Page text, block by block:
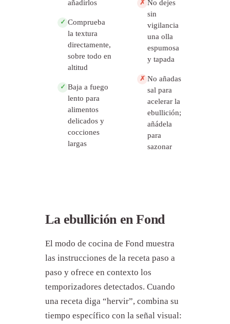
añadirlos
✓ Comprueba
la textura
directamente,
sobre todo en
altitud
✓ Baja a fuego
lento para
alimentos
delicados y
cocciones
largas
✗ No dejes
sin
vigilancia
una olla
espumosa
y tapada
✗ No añadas
sal para
acelerar la
ebullición;
añádela
para
sazonar
La ebullición en Fond
El modo de cocina de Fond muestra
las instrucciones de la receta paso a
paso y ofrece en contexto los
temporizadores detectados. Cuando
una receta diga “hervir”, combina su
tiempo específico con la señal visual: